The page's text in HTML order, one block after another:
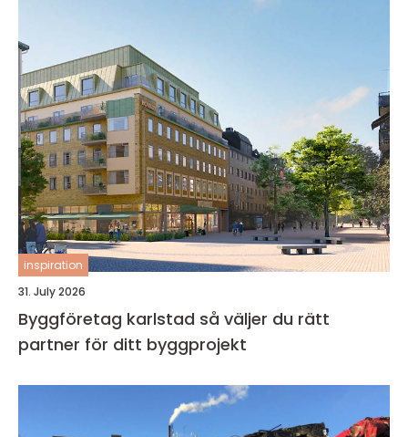
inspiration
31. July 2026
Byggföretag karlstad så väljer du rätt
partner för ditt byggprojekt